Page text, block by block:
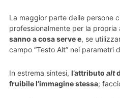
La maggior parte delle persone
professionalmente per la propria
sanno a cosa serve e, se
campo “Testo Alt” nei parametri
In estrema sintesi, l’attributo alt
fruibile l’immagine stessa;